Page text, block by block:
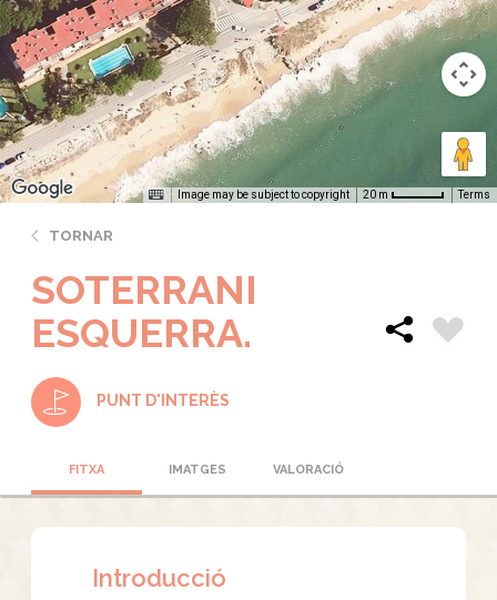
Image may be subject to copyright 20 m Terms
TORNAR
SOTERRANI
ESQUERRA.
PUNT D'INTERÈS
FITXA IMATGES VALORACIÓ
Introducció